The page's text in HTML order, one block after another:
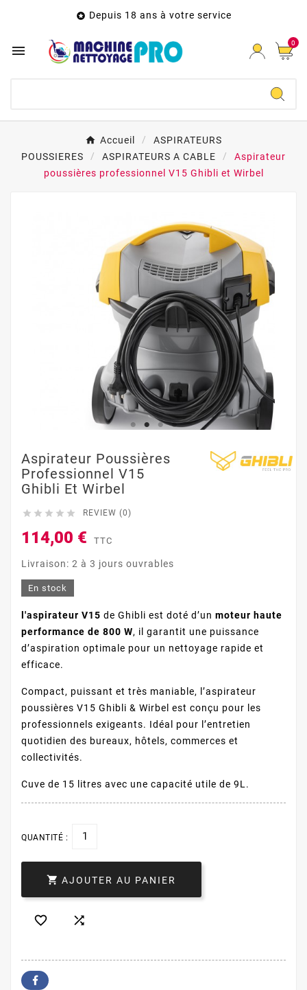
 Depuis 18 ans à votre service
 0
Accueil
ASPIRATEURS
POUSSIERES
ASPIRATEURS A CABLE
Aspirateur
poussières professionnel V15 Ghibli et Wirbel
Aspirateur Poussières
Professionnel V15
Ghibli Et Wirbel
     REVIEW (0)
114,00 € TTC
Livraison: 2 à 3 jours ouvrables
En stock
l'aspirateur V15 de Ghibli est doté d’un moteur haute
performance de 800 W, il garantit une puissance
d’aspiration optimale pour un nettoyage rapide et
efficace.
Compact, puissant et très maniable, l’aspirateur
poussières V15 Ghibli & Wirbel est conçu pour les
professionnels exigeants. Idéal pour l’entretien
quotidien des bureaux, hôtels, commerces et
collectivités.
Cuve de 15 litres avec une capacité utile de 9L.
QUANTITÉ :
 AJOUTER AU PANIER
 